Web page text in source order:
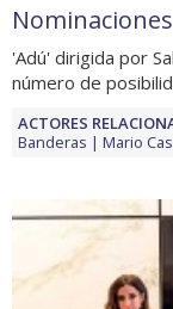
'Adú' dirigida por
número de
ACTORES
Banderas
Mario